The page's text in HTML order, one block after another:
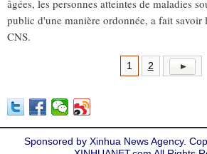
âgées, les personnes atteintes de maladies
public d'une manière ordonnée, a fait savoir
CNS.
1 2
Sponsored by Xinhua News Agency.